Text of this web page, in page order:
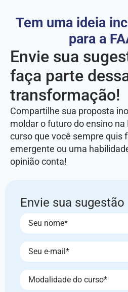
Tem uma ideia
para a
Envie sua
faça parte
transformação!
Compartilhe sua proposta
moldar o futuro do ensino na
curso que você sempre quis
emergente ou uma
opinião conta!
Envie sua sugestão